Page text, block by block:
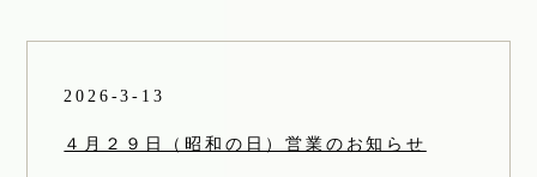
2026-3-13
４月２９日（昭和の日）営業のお知らせ